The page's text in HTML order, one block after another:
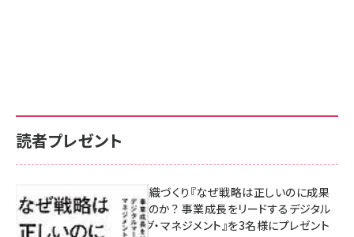
読者プレゼント
成果を生む組織づくり『なぜ戦略は正しいのに成果
があがらないのか？ 事業成長をリードするデジタル
マーケティング・マネジメント』を3名様にプレゼント